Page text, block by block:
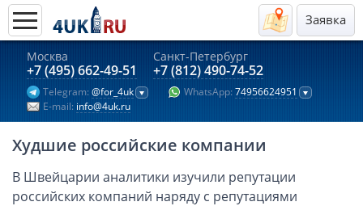
Заявка
Москва
+7 (495) 662-49-51
Санкт-Петербург
+7 (812) 490-74-52
Telegram: @for_4uk WhatsApp: 74956624951
E-mail: info@4uk.ru
Актуальные предложения 2026
Компании в Гонконге
Английские компании LTD
Киргизия (компания и счёт)
Компании в Китае
Kомпания в Канаде с лицензией MSB
Худшие российские компании
В Швейцарии аналитики изучили репутации
российских компаний наряду с репутациями